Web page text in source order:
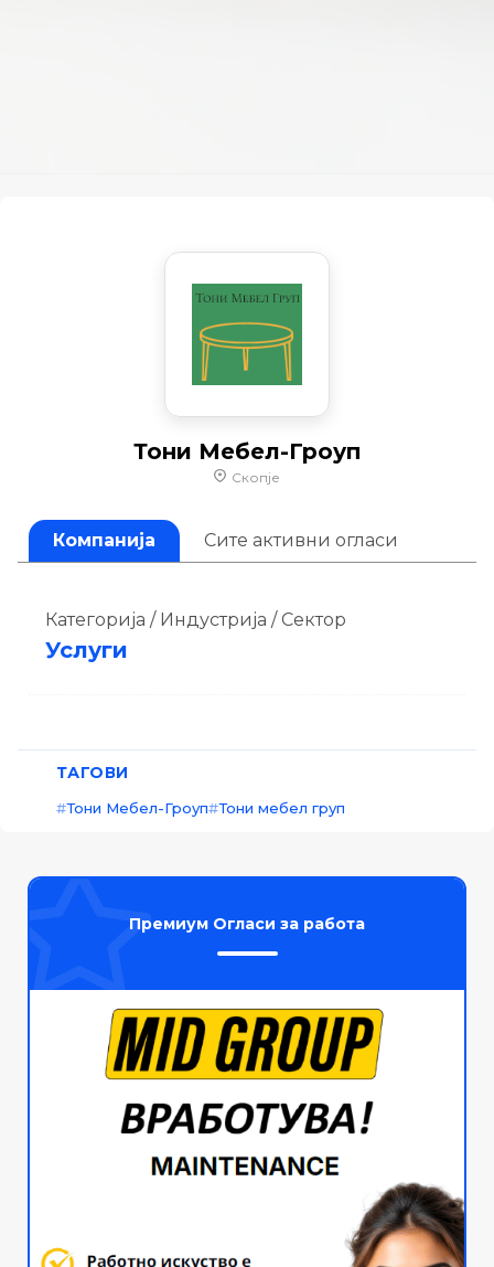
Тони Мебел-Гроуп
Скопје
Компанија Сите активни огласи
Категорија / Индустрија / Сектор
Услуги
ТАГОВИ
Тони Мебел-Гроуп Тони мебел груп
Премиум Огласи за работа